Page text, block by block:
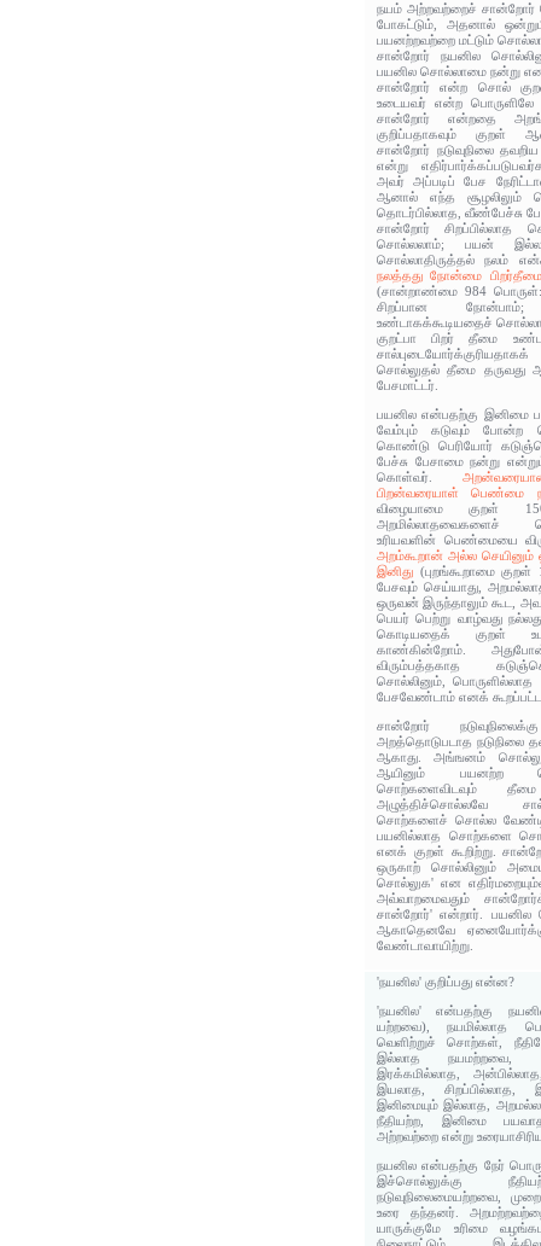
நயம் அற்றவற்றைச் சான்றோர்
போகட்டும், அதனால்
பயனற்றவற்றை மட்டும்
சான்றோர் நயனில
பயனில சொல்லாமை நன்று
சான்றோர் என்ற சொல்
உடையவர் என்ற பொருளிலே
சான்றோர் என்றதை
குறிப்பதாகவும் குறள்
சான்றோர் நடுவுநிலை
என்று
அவர் அப்படிப் பேச
ஆனால் எந்த சூழலிலும்
தொடர்பில்லாத, வீண்பேச்சு
சான்றோர் சிறப்பில்லாத
சொல்லலாம்; பயன்
சொல்லாதிருத்தல் நலம்
நலத்தது நோன்மை
(சான்றாண்மை 984
சிறப்பான
உண்டாகக்கூடியதைச்
குறட்பா பிறர்‌ தீமை
சொல்‌லுதல் தீமை தருவது
பேசமாட்டர்.
பயனில என்பதற்கு இனிமை
வேம்பும் கடுவும்
கொண்டு பெரியோர்
பேச்சு பேசாமை நன்று
கொள்வர்.
பிறன்வரையாள் பெண்மை
விழையாமை குறள்
அறமில்லாதவைகளைச்
உரியவளின் பெண்மையை
அறம்கூறான் அல்ல செயினும்
இனிது (புறங்கூறாமை
பேசவும் செய்யாது,
ஒருவன் இருந்தாலும் கூட,
பெயர் பெற்று வாழ்வது
கொடியதைக் குறள்
காண்கின்றோம்.
விரும்பத்தகாத
சொல்லினும்,
பேசவேண்டாம் எனக்
சான்றோர்
அறத்தொடுபடாத
ஆகாது. அங்ஙனம்
ஆயினும் பயனற்ற
சொற்களைவிடவும்
அழுத்திச்சொல்லவே
சொற்களைச் சொல்ல
பயனில்லாத சொற்களை
எனக் குறள் கூறிற்று.
ஒருகாற்‌ சொல்லினும்‌
சொல்லுக' என
அவ்வாறமைவதும்‌
சான்றோர்‌' என்‌றார்‌.
ஆகாதெனவே
வேண்டாவாயிற்று.
'நயனில' குறிப்பது என்ன?
'நயனில' என்பதற்கு
யற்றவை), நயமில்லாத
வெளிற்றுச் சொற்கள்,
இல்லாத நயமற்றவை,
இரக்கமில்லாத,
இயலாத, சிறப்பில்லாத,
இனிமையும் இல்லாத,
நீதியற்ற, இனிமை
அற்றவற்றை என்று
நயனில என்பதற்கு நேர்
இச்சொல்லுக்கு
நடுவுநிலைமையற்றவை,
உரை தந்தனர்.
யாருக்குமே உரிமை